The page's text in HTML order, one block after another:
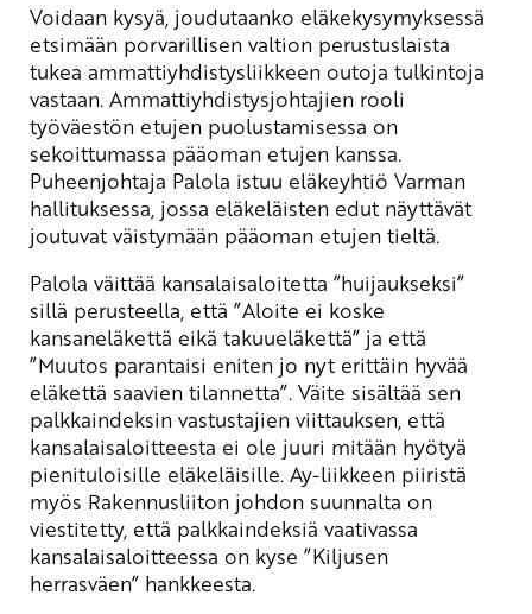
Voidaan kysyä, joudutaanko eläkekysymyksessä
etsimään porvarillisen valtion perustuslaista
tukea ammattiyhdistysliikkeen outoja tulkintoja
vastaan. Ammattiyhdistysjohtajien rooli
työväestön etujen puolustamisessa on
sekoittumassa pääoman etujen kanssa.
Puheenjohtaja Palola istuu eläkeyhtiö Varman
hallituksessa, jossa eläkeläisten edut näyttävät
joutuvat väistymään pääoman etujen tieltä.
Palola väittää kansalaisaloitetta ”huijaukseksi”
sillä perusteella, että ”Aloite ei koske
kansaneläkettä eikä takuueläkettä” ja että
”Muutos parantaisi eniten jo nyt erittäin hyvää
eläkettä saavien tilannetta”. Väite sisältää sen
palkkaindeksin vastustajien viittauksen, että
kansalaisaloitteesta ei ole juuri mitään hyötyä
pienituloisille eläkeläisille. Ay-liikkeen piiristä
myös Rakennusliiton johdon suunnalta on
viestitetty, että palkkaindeksiä vaativassa
kansalaisaloitteessa on kyse ”Kiljusen
herrasväen” hankkeesta.